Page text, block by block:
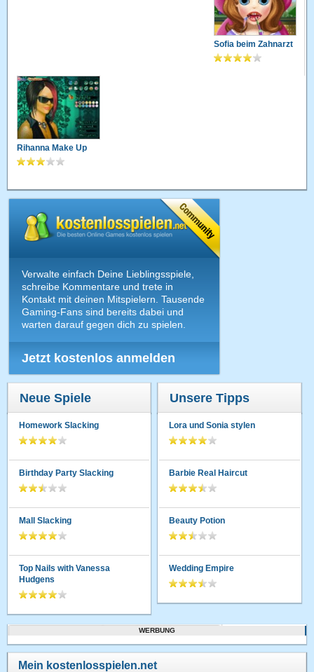
Sofia beim Zahnarzt
Rihanna Make Up
Verwalte einfach Deine Lieblingsspiele,
schreibe Kommentare und trete in
Kontakt mit deinen Mitspielern. Tausende
Gaming-Fans sind bereits dabei und
warten darauf gegen dich zu spielen.
Jetzt kostenlos anmelden
Neue Spiele
Homework Slacking
Birthday Party Slacking
Mall Slacking
Top Nails with Vanessa
Hudgens
Unsere Tipps
Lora und Sonia stylen
Barbie Real Haircut
Beauty Potion
Wedding Empire
WERBUNG
Mein kostenlosspielen.net